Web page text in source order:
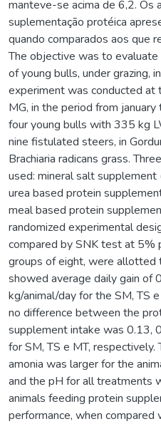
manteve-se acima de 6,2. Os
suplementação protéica
quando comparados aos que
The objective was to
of young bulls, under grazing,
experiment was conducted at
MG, in the period from
four young bulls with 335 kg
nine fistulated steers, in
Brachiaria radicans grass.
used: mineral salt
urea based protein
meal based protein
randomized experimental
compared by SNK test at 5%
groups of eight, were allotted
showed average daily gain of
kg/animal/day for the SM, TS
no difference between the
supplement intake was 0.13,
for SM, TS e MT,
amonia was larger for the
and the pH for all treatments
animals feeding protein
performance, when